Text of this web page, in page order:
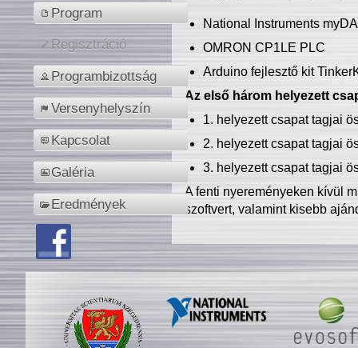
Program
Regisztráció
Programbizottság
Versenyhelyszín
Kapcsolat
Galéria
Eredmények
National Instruments
OMRON CP1LE PLC
Arduino fejlesztő kit
Az első három helyezett
1. helyezett csapat tagjai
2. helyezett csapat tagjai
3. helyezett csapat tagjai
A fenti nyereményeken kívül
szoftvert, valamint kisebb